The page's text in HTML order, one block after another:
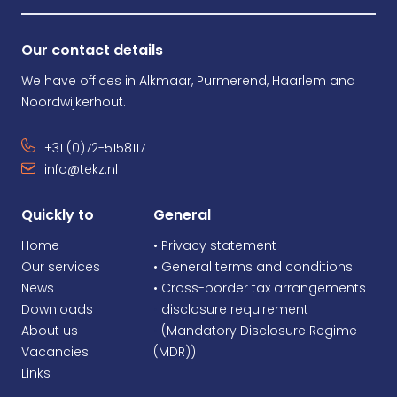
Our contact details
We have offices in Alkmaar, Purmerend, Haarlem and
Noordwijkerhout.
+31 (0)72-5158117
info@tekz.nl
Quickly to
Home
Our services
News
Downloads
About us
Vacancies
Links
General
• Privacy statement
• General terms and conditions
• Cross-border tax arrangements
disclosure requirement
(Mandatory Disclosure Regime
(MDR))